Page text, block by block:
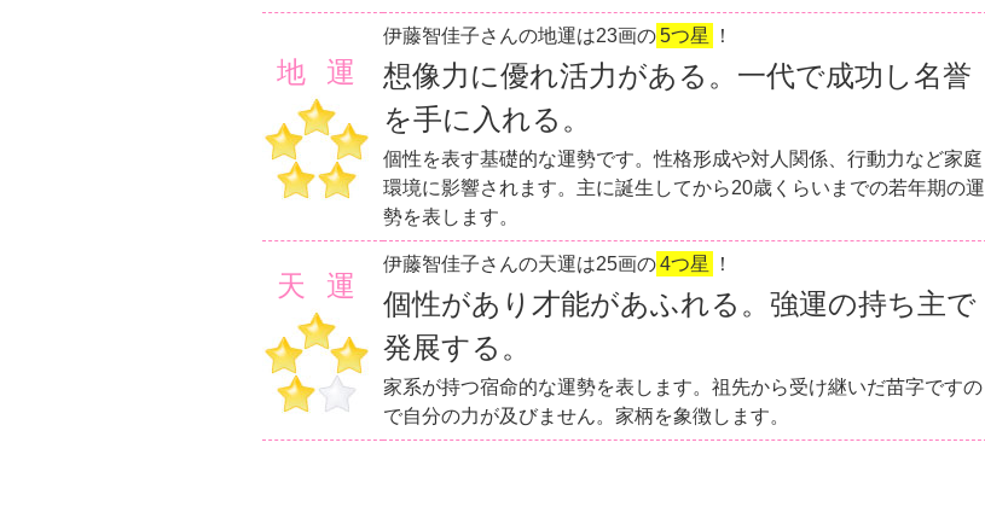
地運
伊藤智佳子さんの地運は23画の5つ星 ！
想像力に優れ活力がある。一代で成功し名誉
を手に入れる。
個性を表す基礎的な運勢です。性格形成や対人関係、行動力など家庭
環境に影響されます。主に誕生してから20歳くらいまでの若年期の運
勢を表します。
天運
伊藤智佳子さんの天運は25画の4つ星 ！
個性があり才能があふれる。強運の持ち主で
発展する。
家系が持つ宿命的な運勢を表します。祖先から受け継いだ苗字ですの
で自分の力が及びません。家柄を象徴します。